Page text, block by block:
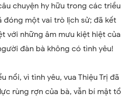
chuyện hy hữu trong các triều
đóng một vai trò lịch sử; đã kết
với những âm mưu kiệt hiệt của
đàn bà không có tình yêu!
nổi, vì tình yêu, vua Thiệu Trị đã
rùng rợn của bà, vẫn bí mật tổ